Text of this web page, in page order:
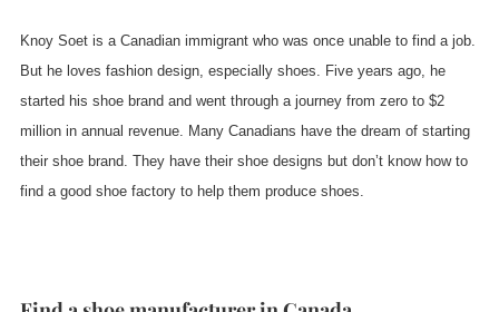
Knoy Soet is a Canadian immigrant who was once unable to find a job.
But he loves fashion design, especially shoes. Five years ago, he
started his shoe brand and went through a journey from zero to $2
million in annual revenue. Many Canadians have the dream of starting
their shoe brand. They have their shoe designs but don’t know how to
find a good shoe factory to help them produce shoes.